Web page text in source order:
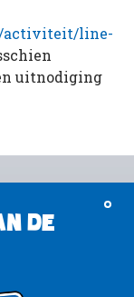
activiteit/line-
uitnodiging
de